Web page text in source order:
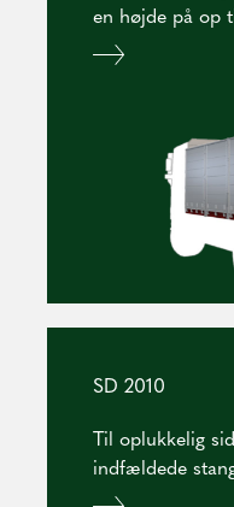
en højde på op
SD 2010
Til oplukkelig
indfældede